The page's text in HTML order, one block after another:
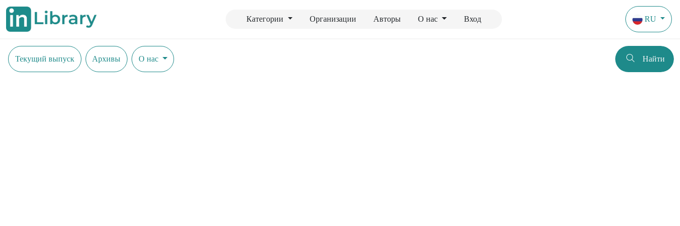
Категории Организации Авторы О нас Вход RU
Текущий выпуск Архивы О нас Найти